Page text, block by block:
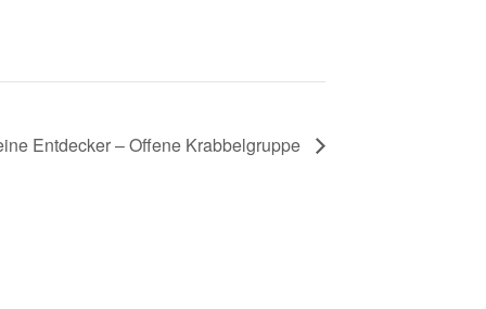
Entdecker – Offene Krabbelgruppe